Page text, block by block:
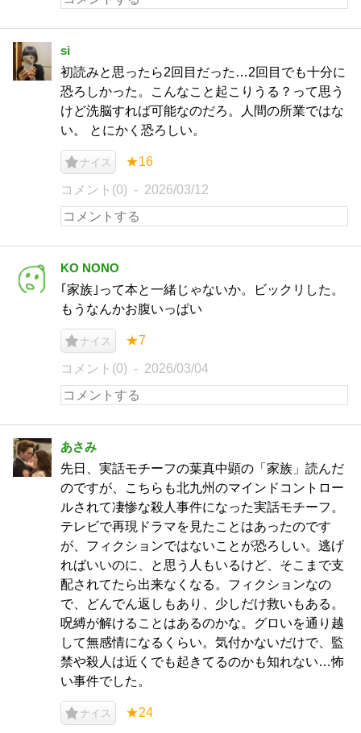
si
初読みと思ったら2回目だった…2回目でも十分に
恐ろしかった。こんなこと起こりうる？って思う
けど洗脳すれば可能なのだろ。人間の所業ではな
い。 とにかく恐ろしい。
ナイス ★16
コメント(0) 2026/03/12
KO NONO
｢家族｣って本と一緒じゃないか。ビックリした。
もうなんかお腹いっぱい
ナイス ★7
コメント(0) 2026/03/04
あさみ
先日、実話モチーフの葉真中顕の「家族」読んだ
のですが、こちらも北九州のマインドコントロー
ルされて凄惨な殺人事件になった実話モチーフ。
テレビで再現ドラマを見たことはあったのです
が、フィクションではないことが恐ろしい。逃げ
ればいいのに、と思う人もいるけど、そこまで支
配されてたら出来なくなる。フィクションなの
で、どんでん返しもあり、少しだけ救いもある。
呪縛が解けることはあるのかな。グロいを通り越
して無感情になるくらい。気付かないだけで、監
禁や殺人は近くでも起きてるのかも知れない…怖
い事件でした。
ナイス ★24